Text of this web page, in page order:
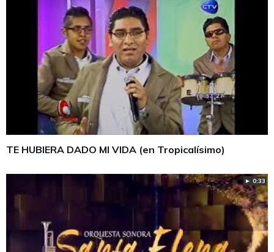
TE HUBIERA DADO MI VIDA (en Tropicalísimo)
► 0:33